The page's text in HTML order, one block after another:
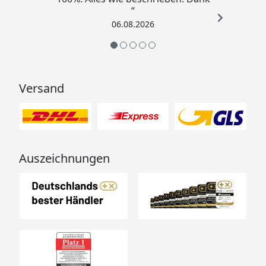
“
06.08.2026
Versand
Auszeichnungen